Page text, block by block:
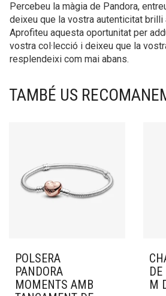
Percebeu la màgia de Pandora,
deixeu que la vostra autenticitat brilli
Aprofiteu aquesta oportunitat per
vostra col·lecció i deixeu que la
resplendeixi com mai abans.
TAMBÉ US
POLSERA
PANDORA
MOMENTS AMB
M